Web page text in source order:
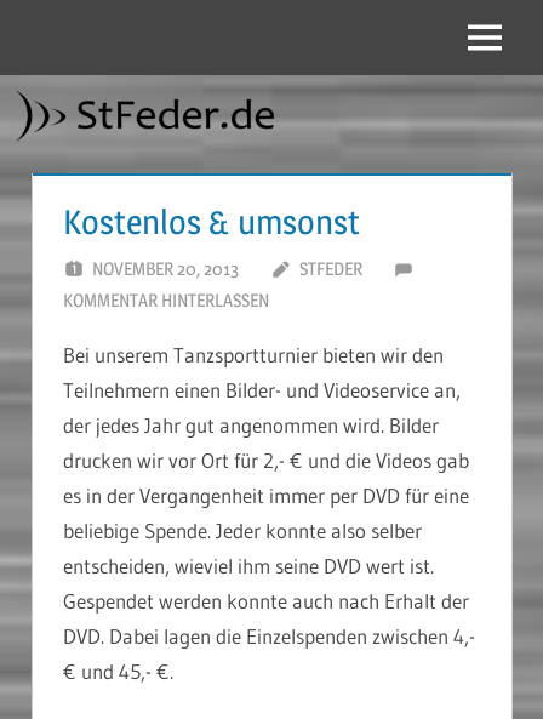
springen
Menü
Kostenlos & umsonst
NOVEMBER 20, 2013
STFEDER
KOMMENTAR HINTERLASSEN
Bei unserem Tanzsportturnier bieten wir den
Teilnehmern einen Bilder- und Videoservice an,
der jedes Jahr gut angenommen wird. Bilder
drucken wir vor Ort für 2,- € und die Videos gab
es in der Vergangenheit immer per DVD für eine
beliebige Spende. Jeder konnte also selber
entscheiden, wieviel ihm seine DVD wert ist.
Gespendet werden konnte auch nach Erhalt der
DVD. Dabei lagen die Einzelspenden zwischen 4,-
€ und 45,- €.